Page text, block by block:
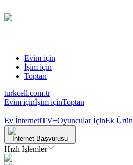
Evim için
İşim için
Toptan
turkcell.com.tr
Evim içinİşim içinToptan
Ev İnternetiTV+Oyuncular İçinEk
İnternet Başvurusu
Hızlı İşlemler